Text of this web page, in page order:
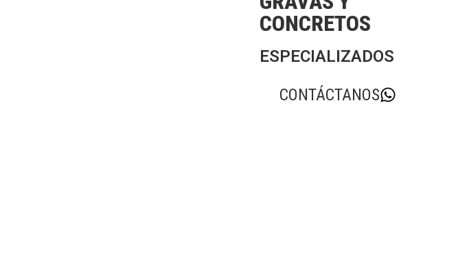
CONCRETOS
ESPECIALIZADOS
CONTÁCTANOS